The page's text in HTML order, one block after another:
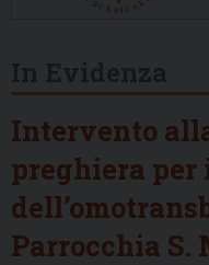
Intervento
preghiera per
Parrocchia S.